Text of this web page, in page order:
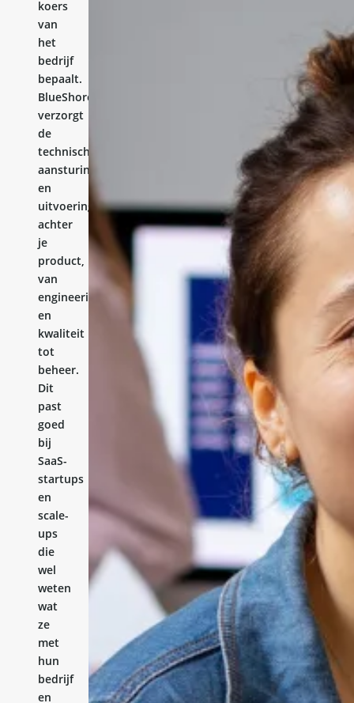
koers
van
het
bedrijf
bepaalt.
BlueShores
verzorgt
de
technische
aansturing
en
uitvoering
achter
je
product,
van
engineering
en
kwaliteit
tot
beheer.
Dit
past
goed
bij
SaaS-
startups
en
scale-
ups
die
wel
weten
wat
ze
met
hun
bedrijf
en